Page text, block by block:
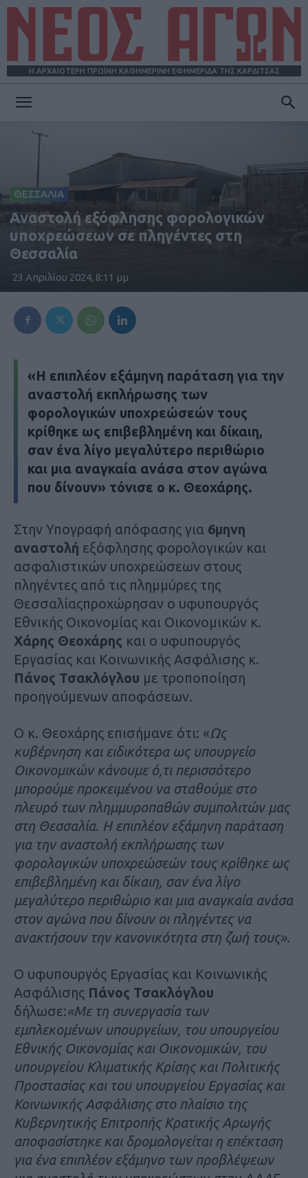
Η ΑΡΧΑΙΟΤΕΡΗ ΠΡΩΪΝΗ ΚΑΘΗΜΕΡΙΝΗ ΕΦΗΜΕΡΙΔΑ ΤΗΣ ΚΑΡΔΙΤΣΑΣ
ΘΕΣΣΑΛΙΑ
Αναστολή εξόφλησης φορολογικών
υποχρεώσεων σε πληγέντες στη
Θεσσαλία
23 Απριλίου 2024, 8:11 μμ
«Η επιπλέον εξάμηνη παράταση για την
αναστολή εκπλήρωσης των
φορολογικών υποχρεώσεών τους
κρίθηκε ως επιβεβλημένη και δίκαιη,
σαν ένα λίγο μεγαλύτερο περιθώριο
και μια αναγκαία ανάσα στον αγώνα
που δίνουν» τόνισε ο κ. Θεοχάρης.
Στην Υπογραφή απόφασης για 6μηνη
αναστολή εξόφλησης φορολογικών και
ασφαλιστικών υποχρεώσεων στους
πληγέντες από τις πλημμύρες της
Θεσσαλίαςπροχώρησαν ο υφυπουργός
Εθνικής Οικονομίας και Οικονομικών κ.
Χάρης Θεοχάρης και ο υφυπουργός
Εργασίας και Κοινωνικής Ασφάλισης κ.
Πάνος Τσακλόγλου με τροποποίηση
προηγούμενων αποφάσεων.
Ο κ. Θεοχάρης επισήμανε ότι: «Ως
κυβέρνηση και ειδικότερα ως υπουργείο
Οικονομικών κάνουμε ό,τι περισσότερο
μπορούμε προκειμένου να σταθούμε στο
πλευρό των πλημμυροπαθών συμπολιτών μας
στη Θεσσαλία. Η επιπλέον εξάμηνη παράταση
για την αναστολή εκπλήρωσης των
φορολογικών υποχρεώσεών τους κρίθηκε ως
επιβεβλημένη και δίκαιη, σαν ένα λίγο
μεγαλύτερο περιθώριο και μια αναγκαία ανάσα
στον αγώνα που δίνουν οι πληγέντες να
ανακτήσουν την κανονικότητα στη ζωή τους».
Ο υφυπουργός Εργασίας και Κοινωνικής
Ασφάλισης Πάνος Τσακλόγλου
δήλωσε:«Με τη συνεργασία των
εμπλεκομένων υπουργείων, του υπουργείου
Εθνικής Οικονομίας και Οικονομικών, του
υπουργείου Κλιματικής Κρίσης και Πολιτικής
Προστασίας και του υπουργείου Εργασίας και
Κοινωνικής Ασφάλισης στο πλαίσιο της
Κυβερνητικής Επιτροπής Κρατικής Αρωγής
αποφασίστηκε και δρομολογείται η επέκταση
για ένα επιπλέον εξάμηνο των προβλέψεων